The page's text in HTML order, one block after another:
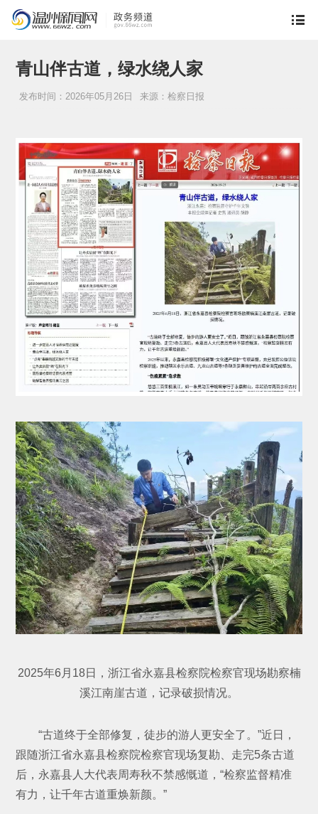
青山伴古道，绿水绕人家
发布时间：2026年05月26日 来源：检察日报
2025年6月18日，浙江省永嘉县检察院检察官现场勘察楠
溪江南崖古道，记录破损情况。
“古道终于全部修复，徒步的游人更安全了。”近日，
跟随浙江省永嘉县检察院检察官现场复勘、走完5条古道
后，永嘉县人大代表周寿秋不禁感慨道，“检察监督精准
有力，让千年古道重焕新颜。”